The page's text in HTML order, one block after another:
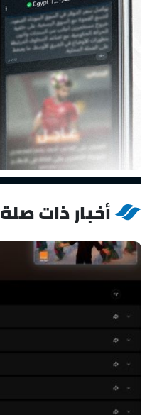
أخبار ذات صلة